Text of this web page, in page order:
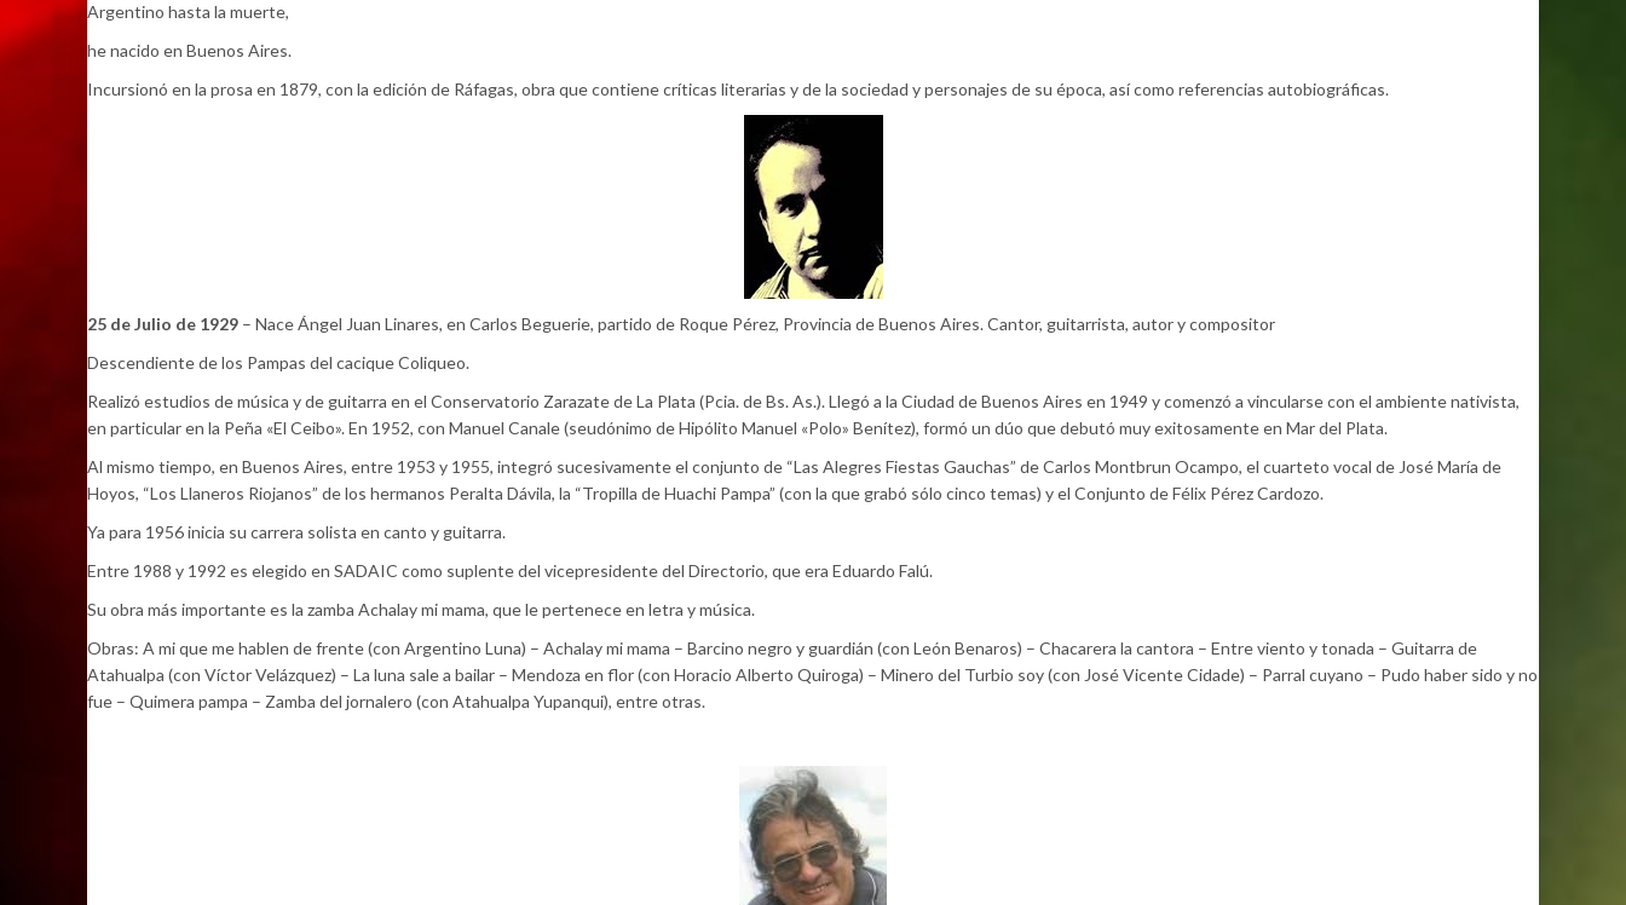
Argentino hasta la muerte,
he nacido en Buenos Aires.
Incursionó en la prosa en 1879, con la edición de Ráfagas, obra que contiene críticas literarias y de la sociedad y personajes de su época, así como referencias autobiográficas.
25 de Julio de 1929 – Nace Ángel Juan Linares, en Carlos Beguerie, partido de Roque Pérez, Provincia de Buenos Aires. Cantor, guitarrista, autor y compositor
Descendiente de los Pampas del cacique Coliqueo.
Realizó estudios de música y de guitarra en el Conservatorio Zarazate de La Plata (Pcia. de Bs. As.). Llegó a la Ciudad de Buenos Aires en 1949 y comenzó a vincularse con el ambiente nativista,
en particular en la Peña «El Ceibo». En 1952, con Manuel Canale (seudónimo de Hipólito Manuel «Polo» Benítez), formó un dúo que debutó muy exitosamente en Mar del Plata.
Al mismo tiempo, en Buenos Aires, entre 1953 y 1955, integró sucesivamente el conjunto de “Las Alegres Fiestas Gauchas” de Carlos Montbrun Ocampo, el cuarteto vocal de José María de
Hoyos, “Los Llaneros Riojanos” de los hermanos Peralta Dávila, la “Tropilla de Huachi Pampa” (con la que grabó sólo cinco temas) y el Conjunto de Félix Pérez Cardozo.
Ya para 1956 inicia su carrera solista en canto y guitarra.
Entre 1988 y 1992 es elegido en SADAIC como suplente del vicepresidente del Directorio, que era Eduardo Falú.
Su obra más importante es la zamba Achalay mi mama, que le pertenece en letra y música.
Obras: A mi que me hablen de frente (con Argentino Luna) – Achalay mi mama – Barcino negro y guardián (con León Benaros) – Chacarera la cantora – Entre viento y tonada – Guitarra de
Atahualpa (con Víctor Velázquez) – La luna sale a bailar – Mendoza en flor (con Horacio Alberto Quiroga) – Minero del Turbio soy (con José Vicente Cidade) – Parral cuyano – Pudo haber sido y no
fue – Quimera pampa – Zamba del jornalero (con Atahualpa Yupanqui), entre otras.